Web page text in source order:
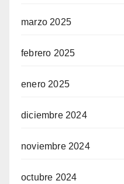
marzo 2025
febrero 2025
enero 2025
diciembre 2024
noviembre 2024
octubre 2024